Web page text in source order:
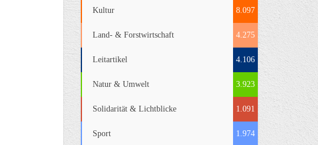
Kultur 8.097
Land- & Forstwirtschaft 4.275
Leitartikel 4.106
Natur & Umwelt 3.923
Solidarität & Lichtblicke 1.091
Sport 1.974